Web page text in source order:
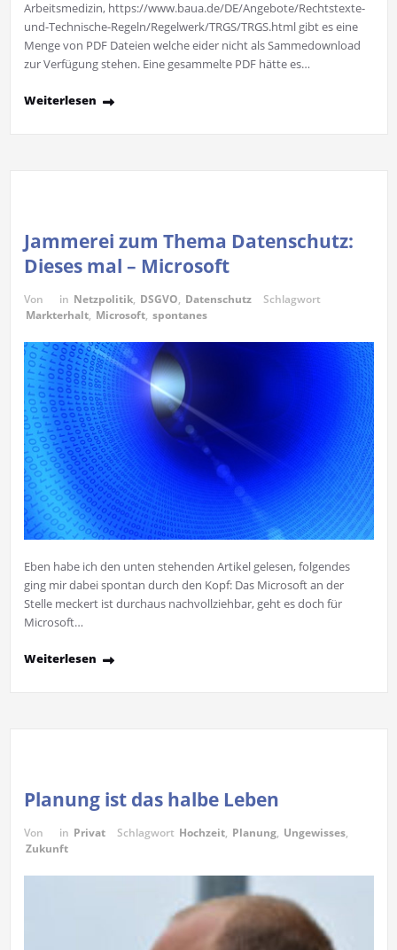
Arbeitsmedizin, https://www.baua.de/DE/Angebote/Rechtstexte-
und-Technische-Regeln/Regelwerk/TRGS/TRGS.html gibt es eine
Menge von PDF Dateien welche eider nicht als Sammedownload
zur Verfügung stehen. Eine gesammelte PDF hätte es…
Weiterlesen
Jammerei zum Thema Datenschutz:
Dieses mal – Microsoft
Von in Netzpolitik, DSGVO, Datenschutz
Schlagwort
Markterhalt, Microsoft, spontanes
Eben habe ich den unten stehenden Artikel gelesen, folgendes
ging mir dabei spontan durch den Kopf: Das Microsoft an der
Stelle meckert ist durchaus nachvollziehbar, geht es doch für
Microsoft…
Weiterlesen
Planung ist das halbe Leben
Von in Privat Schlagwort Hochzeit, Planung, Ungewisses,
Zukunft